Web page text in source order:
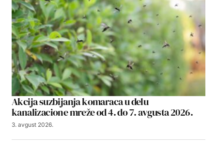
Akcija suzbijanja komaraca u delu
kanalizacione mreže od 4. do 7. avgusta 2026.
3. avgust 2026.